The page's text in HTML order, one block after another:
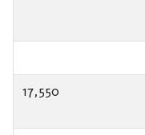
17,550